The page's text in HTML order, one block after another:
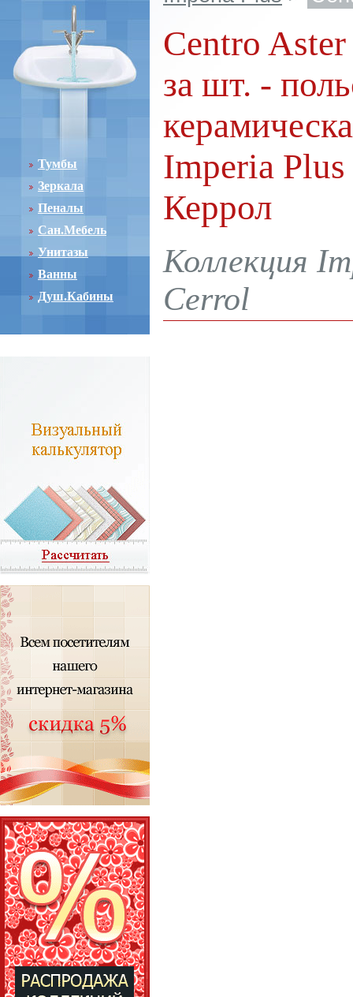
Тумбы
Зеркала
Пеналы
Сан.Мебель
Унитазы
Ванны
Душ.Кабины
Centro
за шт. -
Imperia
Керрол
Коллекция
Cerrol